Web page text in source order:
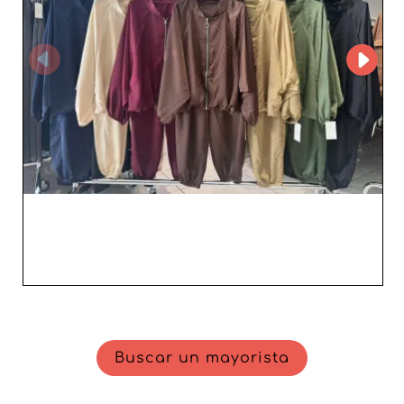
diseño moderno y su calidad superior. Al tratar con ellos,
usted se beneficia no solo de una excelente relación
calidad-precio, sino también de un servicio de atención
al cliente ágil y profesional. Para los revendedores que
deseen enriquecer su catálogo con artículos atractivos y
fiables, Lunafashion textil S.l en Sevilla es una
oportunidad que no debe dejar pasar. Asegúrese una
gama de prendas diversa y de confianza para responder
a las expectativas de sus clientas exigentes. Opte por
este socio B2B y dé un nuevo impulso a su comercio de
moda femenina.
Buscar un mayorista